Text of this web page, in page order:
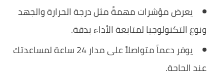
يعرض مؤشرات مهمةً مثل درجة الحرارة والجهد
ونوع التكنولوجيا لمتابعة الأداء بدقة.
يوفر دعماً متواصلاً على مدار 24 ساعة لمساعدتك